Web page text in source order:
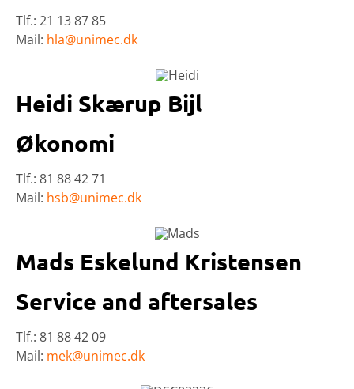
Tlf.: 21 13 87 85
Mail: hla@unimec.dk
Heidi Skærup Bijl
Økonomi
Tlf.: 81 88 42 71
Mail: hsb@unimec.dk
Mads Eskelund Kristensen
Service and aftersales
Tlf.: 81 88 42 09
Mail: mek@unimec.dk